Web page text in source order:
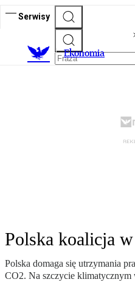
Serwisy
Ekonomia
Polska koalicja
Polska domaga się utrzymania
CO2. Na szczycie klimatycznym